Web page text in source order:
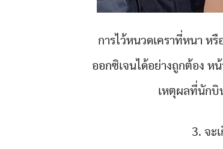
การไว้หนวดเคราที่หนา ห
ออกซิเจนได้อย่างถูกต้อง
เหตุผลที่นักบิ
3. จะ